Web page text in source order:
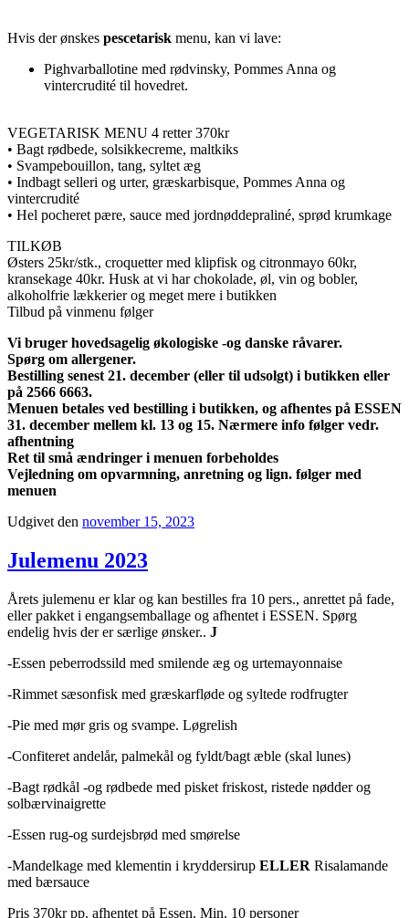
Hvis der ønskes pescetarisk menu, kan vi lave:
Pighvarballotine med rødvinsky, Pommes Anna og
vintercrudité til hovedret.
VEGETARISK MENU 4 retter 370kr
• Bagt rødbede, solsikkecreme, maltkiks
• Svampebouillon, tang, syltet æg
• Indbagt selleri og urter, græskarbisque, Pommes Anna og
vintercrudité
• Hel pocheret pære, sauce med jordnøddepraliné, sprød krumkage
TILKØB
Østers 25kr/stk., croquetter med klipfisk og citronmayo 60kr,
kransekage 40kr. Husk at vi har chokolade, øl, vin og bobler,
alkoholfrie lækkerier og meget mere i butikken
Tilbud på vinmenu følger
Vi bruger hovedsagelig økologiske -og danske råvarer.
Spørg om allergener.
Bestilling senest 21. december (eller til udsolgt) i butikken eller
på 2566 6663.
Menuen betales ved bestilling i butikken, og afhentes på ESSEN
31. december mellem kl. 13 og 15. Nærmere info følger vedr.
afhentning
Ret til små ændringer i menuen forbeholdes
Vejledning om opvarmning, anretning og lign. følger med
menuen
Udgivet den november 15, 2023
Julemenu 2023
Årets julemenu er klar og kan bestilles fra 10 pers., anrettet på fade,
eller pakket i engangsemballage og afhentet i ESSEN. Spørg
endelig hvis der er særlige ønsker.. J
-Essen peberrodssild med smilende æg og urtemayonnaise
-Rimmet sæsonfisk med græskarfløde og syltede rodfrugter
-Pie med mør gris og svampe. Løgrelish
-Confiteret andelår, palmekål og fyldt/bagt æble (skal lunes)
-Bagt rødkål -og rødbede med pisket friskost, ristede nødder og
solbærvinaigrette
-Essen rug-og surdejsbrød med smørelse
-Mandelkage med klementin i kryddersirup ELLER Risalamande
med bærsauce
Pris 370kr pp. afhentet på Essen. Min. 10 personer